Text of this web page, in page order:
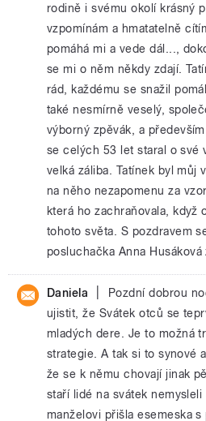
rodině i svému okolí krásný
vzpomínám a hmatatelně
pomáhá mi a vede dál...,
se mi o něm někdy zdají.
rád, každému se snažil
také nesmírně veselý,
výborný zpěvák, a
se celých 53 let staral o své
velká záliba. Tatínek byl můj
na něho nezapomenu za
která ho zachraňovala, když
tohoto světa. S pozdravem
posluchačka Anna Husáková
Daniela
Pozdní dobrou
ujistit, že Svátek otců se
mladých dere. Je to možná
strategie. A tak si to synové
že se k němu chovají jinak
staří lidé na svátek
manželovi přišla esemeska s